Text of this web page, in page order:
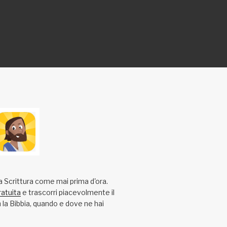
Scrittura come mai prima d'ora.
e trascorri piacevolmente il
Bibbia, quando e dove ne hai